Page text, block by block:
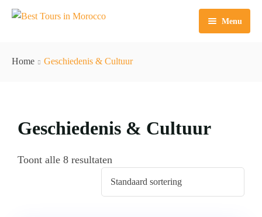
Menu
Dagtochten Agadir
Rondleidingen Agadir
Sahara Agafay
Home Geschiedenis & Cultuur
Geschiedenis & Cultuur
Toont alle 8 resultaten